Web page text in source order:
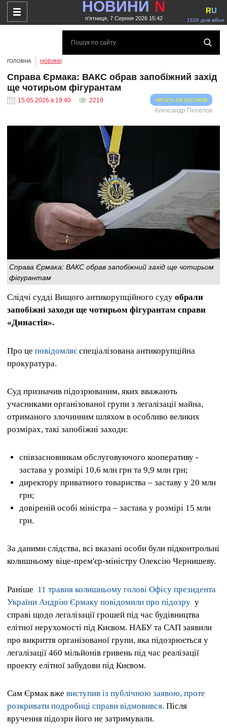
НОВИНИ N
п'ятниця, 7 Серпня 2026 15:42 1626 днів війни
RU
ГОЛОВНА НОВИНИ
Справа Єрмака: ВАКС обрав запобіжний захід
ще чотирьом фігурантам
15.05.2026 в 19:40 2219
читать на русском
Александр Пепелов
Справа Єрмака: ВАКС обрав запобіжний захід ще чотирьом
фігурантам
Слідчі судді Вищого антикорупційного суду обрали
запобіжні заходи ще чотирьом фігурантам справи
«Династія».
Про це повідомляє спеціалізована антикорупційна
прокуратура.
Суд призначив підозрюваним, яких вважають
учасниками організованої групи з легалізації майна,
отриманого злочинним шляхом в особливо великих
розмірах, такі запобіжні заходи:
співзасновникам обслуговуючого кооперативу -
застава у розмірі 10,6 млн грн та 9,9 млн грн;
директору приватного товариства – заставу у 20 млн
грн;
довіреній особі міністра – застава у розмірі 15 млн
грн.
За даними слідства, всі вказані особи були підконтрольні
колишньому віце-прем'єр-міністру Олексію Чернишеву.
Раніше 11 травня колишньому голові Офісу президента
України Андрію Єрмаку повідомили про підозру у
справі щодо легалізації грошей під час будівництва
елітної нерухомості під Києвом. НАБУ та САП заявили
про викриття організованої групи, яка підозрюється у
легалізації 460 мільйонів гривень під час реалізації
проекту елітної забудови під Києвом.
Сам Єрмак вже виступив із публічною заявою, проте
розкривати подробиці справи відмовився. Після
вручення підозри його не затримували.